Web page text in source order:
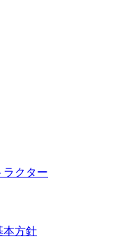
ラクター
本方針